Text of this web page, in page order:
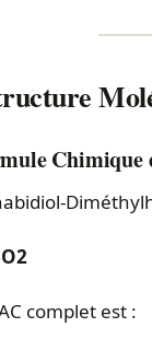
Chimique
complet est :